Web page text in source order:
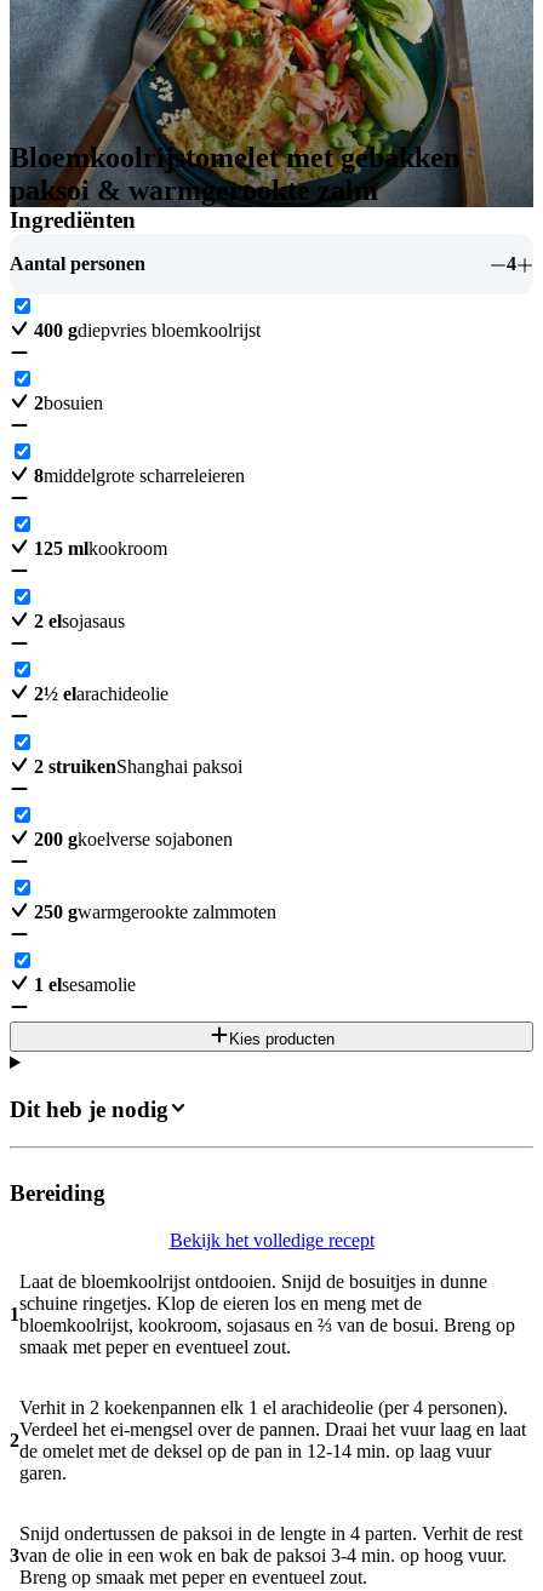
Bloemkoolrijstomelet met gebakken
paksoi & warmgerookte zalm
Ingrediënten
Aantal personen 4
400 gdiepvries bloemkoolrijst
2bosuien
8middelgrote scharreleieren
125 mlkookroom
2 elsojasaus
2½ elarachideolie
2 struikenShanghai paksoi
200 gkoelverse sojabonen
250 gwarmgerookte zalmmoten
1 elsesamolie
Kies producten
Dit heb je nodig
Bereiding
Bekijk het volledige recept
1
Laat de bloemkoolrijst ontdooien. Snijd de bosuitjes in dunne
schuine ringetjes. Klop de eieren los en meng met de
bloemkoolrijst, kookroom, sojasaus en ⅔ van de bosui. Breng op
smaak met peper en eventueel zout.
2
Verhit in 2 koekenpannen elk 1 el arachideolie (per 4 personen).
Verdeel het ei-mengsel over de pannen. Draai het vuur laag en laat
de omelet met de deksel op de pan in 12-14 min. op laag vuur
garen.
3
Snijd ondertussen de paksoi in de lengte in 4 parten. Verhit de rest
van de olie in een wok en bak de paksoi 3-4 min. op hoog vuur.
Breng op smaak met peper en eventueel zout.